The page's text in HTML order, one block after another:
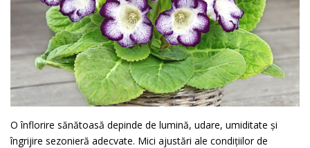
O înflorire sănătoasă depinde de lumină, udare, umiditate și
îngrijire sezonieră adecvate. Mici ajustări ale condițiilor de